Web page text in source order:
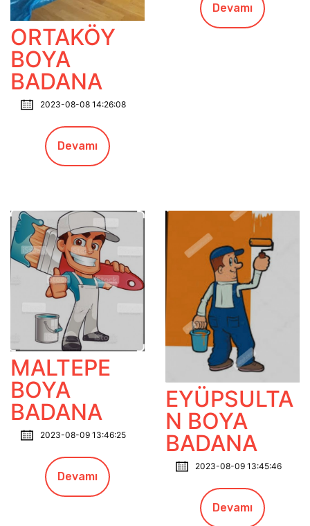
ORTAKÖY
BOYA
BADANA
2023-08-08 14:26:08
Devamı
Devamı
MALTEPE
BOYA
BADANA
2023-08-09 13:46:25
Devamı
EYÜPSULTA
N BOYA
BADANA
2023-08-09 13:45:46
Devamı